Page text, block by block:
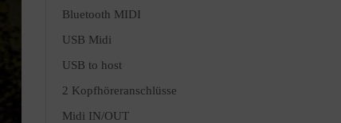
Bluetooth MIDI
USB Midi
USB to host
2 Kopfhöreranschlüsse
Midi IN/OUT